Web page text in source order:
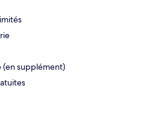
(en supplément)